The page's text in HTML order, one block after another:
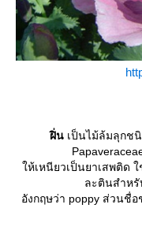
ฝิ่นเป็นไม้ล้มลุกชนิ
ห้เหนียวเป็นยาเสพติด
ละตินสำหรั
อังกฤษว่า poppy ส่วนชื่